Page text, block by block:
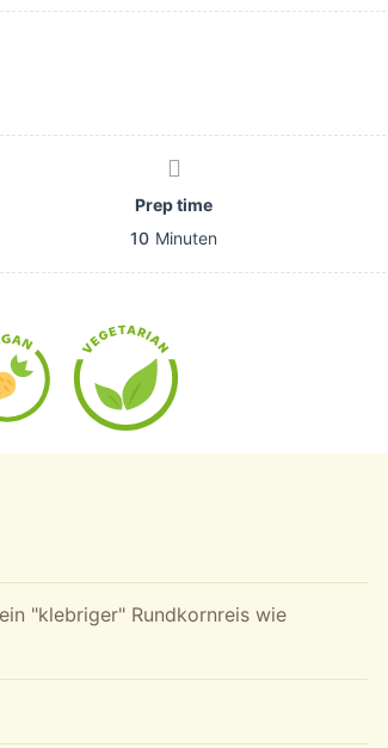
Prep time
10 Minuten
"klebriger" Rundkornreis wie